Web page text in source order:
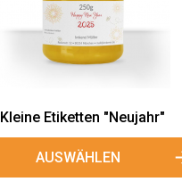
Kleine Etiketten "Neujahr"
AUSWÄHLEN